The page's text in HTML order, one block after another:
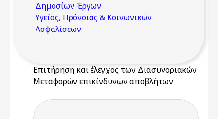
Δημοσίων Έργων
Υγείας, Πρόνοιας & Κοινωνικών
Ασφαλίσεων
Επιτήρηση και έλεγχος των Διασυνοριακών
Μεταφορών επικίνδυνων αποβλήτων